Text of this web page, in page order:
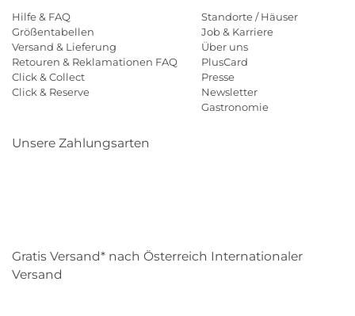
Hilfe & FAQ
Größentabellen
Versand & Lieferung
Retouren & Reklamationen FAQ
Click & Collect
Click & Reserve
Standorte / Häuser
Job & Karriere
Über uns
PlusCard
Presse
Newsletter
Gastronomie
Unsere Zahlungsarten
Gratis Versand* nach Österreich Internationaler
Versand